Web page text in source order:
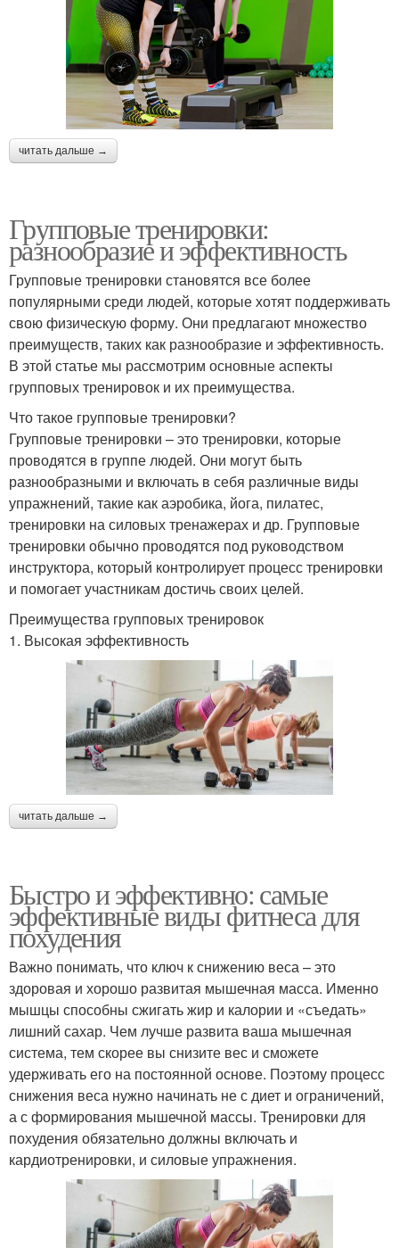
читать дальше →
Групповые тренировки:
разнообразие и эффективность
Групповые тренировки становятся все более
популярными среди людей, которые хотят поддерживать
свою физическую форму. Они предлагают множество
преимуществ, таких как разнообразие и эффективность.
В этой статье мы рассмотрим основные аспекты
групповых тренировок и их преимущества.
Что такое групповые тренировки?
Групповые тренировки – это тренировки, которые
проводятся в группе людей. Они могут быть
разнообразными и включать в себя различные виды
упражнений, такие как аэробика, йога, пилатес,
тренировки на силовых тренажерах и др. Групповые
тренировки обычно проводятся под руководством
инструктора, который контролирует процесс тренировки
и помогает участникам достичь своих целей.
Преимущества групповых тренировок
1. Высокая эффективность
читать дальше →
Быстро и эффективно: самые
эффективные виды фитнеса для
похудения
Важно понимать, что ключ к снижению веса – это
здоровая и хорошо развитая мышечная масса. Именно
мышцы способны сжигать жир и калории и «съедать»
лишний сахар. Чем лучше развита ваша мышечная
система, тем скорее вы снизите вес и сможете
удерживать его на постоянной основе. Поэтому процесс
снижения веса нужно начинать не с диет и ограничений,
а с формирования мышечной массы. Тренировки для
похудения обязательно должны включать и
кардиотренировки, и силовые упражнения.